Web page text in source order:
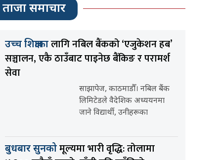
ताजा समाचार
उच्च शिक्षाकालागि नबिल बैंकको ‘एजुकेशन हब’
सञ्चालन, एकै ठाउँबाट पाइनेछ बैंकिङ र परामर्श
सेवा
साझापेज, काठमाडौँ। नबिल बैंक
लिमिटेडले वैदेशिक अध्ययनमा
जाने विद्यार्थी, उनीहरूका
बुधबार सुनकोमूल्यमा भारी वृद्धि: तोलामा